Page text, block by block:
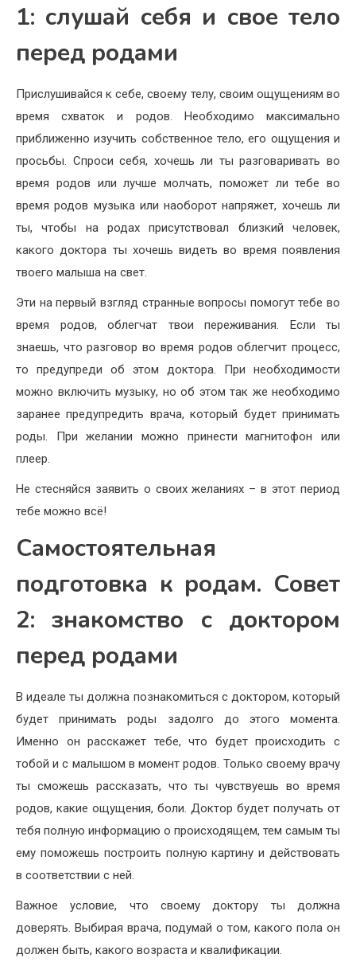
1: слушай себя и свое тело
перед родами
Прислушивайся к себе, своему телу, своим ощущениям во
время схваток и родов. Необходимо максимально
приближенно изучить собственное тело, его ощущения и
просьбы. Спроси себя, хочешь ли ты разговаривать во
время родов или лучше молчать, поможет ли тебе во
время родов музыка или наоборот напряжет, хочешь ли
ты, чтобы на родах присутствовал близкий человек,
какого доктора ты хочешь видеть во время появления
твоего малыша на свет.
Эти на первый взгляд странные вопросы помогут тебе во
время родов, облегчат твои переживания. Если ты
знаешь, что разговор во время родов облегчит процесс,
то предупреди об этом доктора. При необходимости
можно включить музыку, но об этом так же необходимо
заранее предупредить врача, который будет принимать
роды. При желании можно принести магнитофон или
плеер.
Не стесняйся заявить о своих желаниях – в этот период
тебе можно всё!
Самостоятельная
подготовка к родам. Совет
2: знакомство с доктором
перед родами
В идеале ты должна познакомиться с доктором, который
будет принимать роды задолго до этого момента.
Именно он расскажет тебе, что будет происходить с
тобой и с малышом в момент родов. Только своему врачу
ты сможешь рассказать, что ты чувствуешь во время
родов, какие ощущения, боли. Доктор будет получать от
тебя полную информацию о происходящем, тем самым ты
ему поможешь построить полную картину и действовать
в соответствии с ней.
Важное условие, что своему доктору ты должна
доверять. Выбирая врача, подумай о том, какого пола он
должен быть, какого возраста и квалификации.